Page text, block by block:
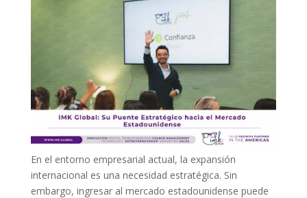
En el entorno empresarial actual, la expansión
internacional es una necesidad estratégica. Sin
embargo, ingresar al mercado estadounidense puede